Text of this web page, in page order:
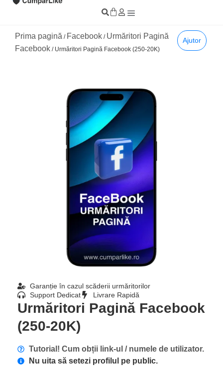
Prima pagină / Facebook / Urmăritori Pagină
Facebook / Urmăritori Pagină Facebook (250-20K)
Ajutor
Urmăritori Pagină Facebook
(250-20K)
Garanție în cazul scăderii urmăritorilor
Support Dedicat
Livrare Rapidă
Tutorial! Cum obții link-ul / numele de utilizator.
Nu uita să setezi profilul pe public.